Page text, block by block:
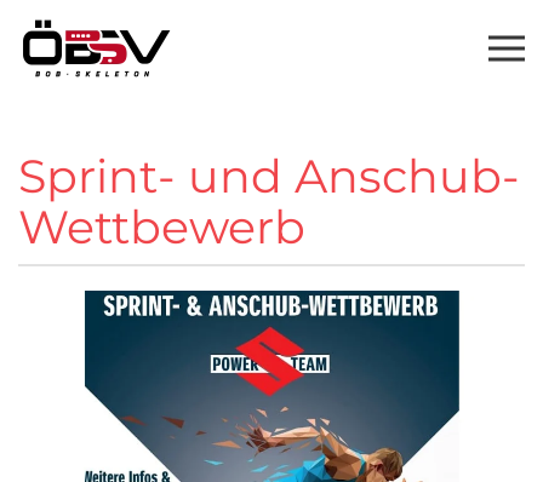
Sprint- und Anschub-
Wettbewerb